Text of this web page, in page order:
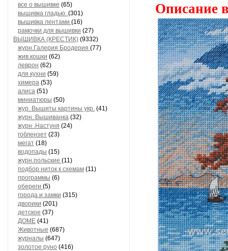
все о вышивке (65)
вышивка гладью. (301)
вышивка лентами (16)
рамочки для вышивки (27)
ВЫШИВКА (КРЕСТИК) (9332)
журн.Галерия Бродерия (77)
жив.кошки (62)
леврон (62)
для кухни (59)
химера (53)
алиса (51)
миниатюры (50)
жур. Вышиты картины укр. (41)
журн. Вышиванка (32)
журн .Настуня (24)
гоблензет (23)
мегат (18)
водопады (15)
журн.польские (11)
подбор ниток к схемам (11)
программы (6)
обереги (5)
города и замки (315)
дворики (201)
детское (37)
ДОМЕ (41)
Животные (687)
журналы (647)
золотое руно (416)
Описание